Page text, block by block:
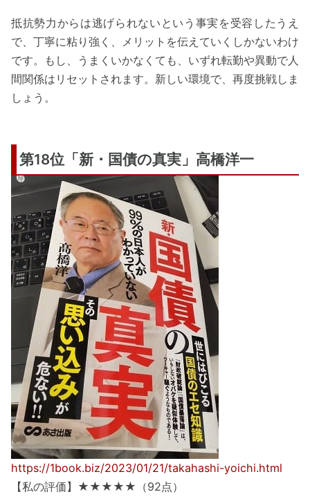
抵抗勢力からは逃げられないという事実を受容したうえ
で、丁寧に粘り強く、メリットを伝えていくしかないわけ
です。もし、うまくいかなくても、いずれ転勤や異動で人
間関係はリセットされます。新しい環境で、再度挑戦しま
しょう。
第18位「新・国債の真実」高橋洋一
https://1book.biz/2023/01/21/takahashi-yoichi.html
【私の評価】★★★★★（92点）